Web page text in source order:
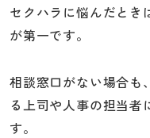
セクハラに悩んだとき
が第一です。
相談窓口がない場合も
る上司や人事の担当者
す。